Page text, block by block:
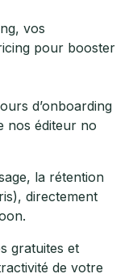
vos
pour booster
d’onboarding
nos éditeur no
la rétention
directement
gratuites et
de votre